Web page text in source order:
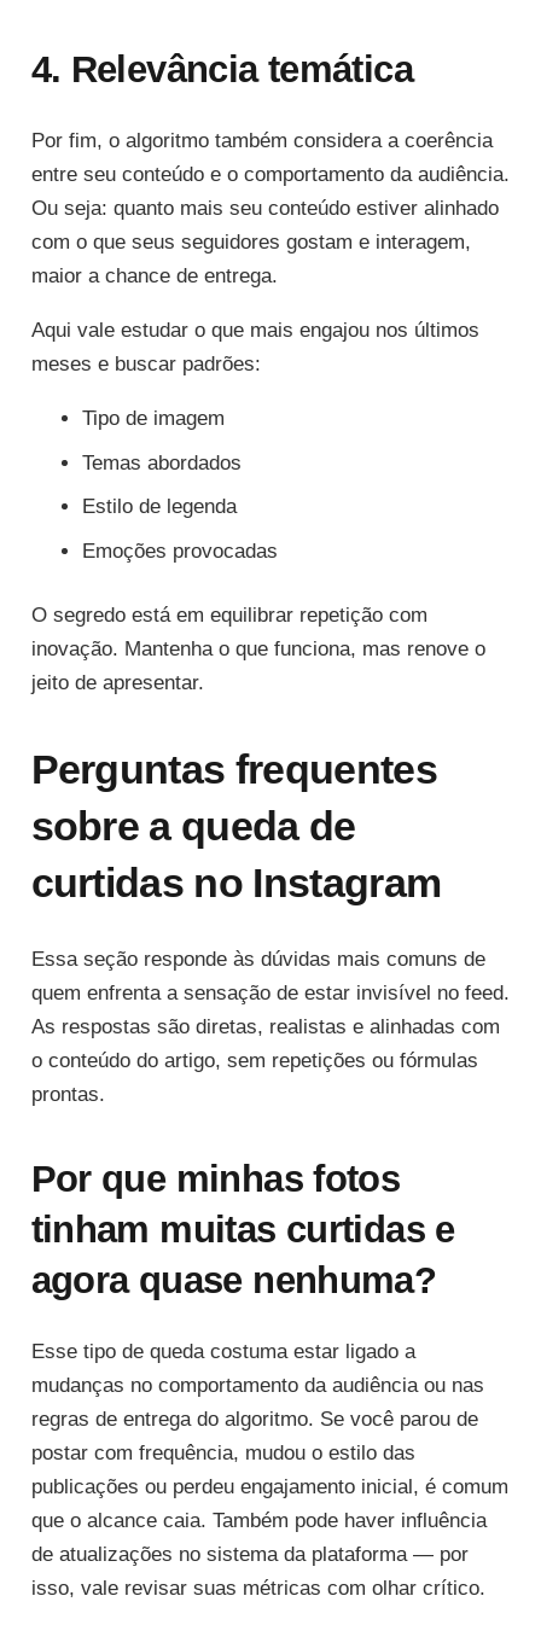
4. Relevância temática
Por fim, o algoritmo também considera a coerência
entre seu conteúdo e o comportamento da audiência.
Ou seja: quanto mais seu conteúdo estiver alinhado
com o que seus seguidores gostam e interagem,
maior a chance de entrega.
Aqui vale estudar o que mais engajou nos últimos
meses e buscar padrões:
Tipo de imagem
Temas abordados
Estilo de legenda
Emoções provocadas
O segredo está em equilibrar repetição com
inovação. Mantenha o que funciona, mas renove o
jeito de apresentar.
Perguntas frequentes
sobre a queda de
curtidas no Instagram
Essa seção responde às dúvidas mais comuns de
quem enfrenta a sensação de estar invisível no feed.
As respostas são diretas, realistas e alinhadas com
o conteúdo do artigo, sem repetições ou fórmulas
prontas.
Por que minhas fotos
tinham muitas curtidas e
agora quase nenhuma?
Esse tipo de queda costuma estar ligado a
mudanças no comportamento da audiência ou nas
regras de entrega do algoritmo. Se você parou de
postar com frequência, mudou o estilo das
publicações ou perdeu engajamento inicial, é comum
que o alcance caia. Também pode haver influência
de atualizações no sistema da plataforma — por
isso, vale revisar suas métricas com olhar crítico.